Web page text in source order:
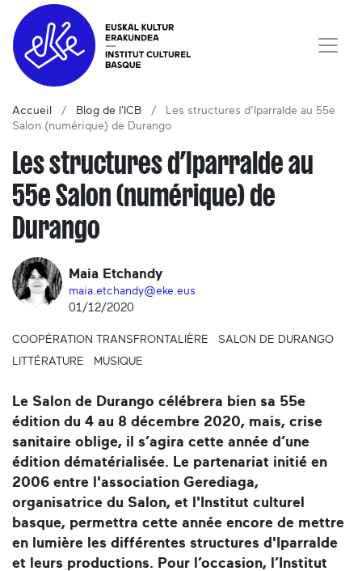
Accueil Blog de l'ICB
Les structures d’Iparralde au 55e
Salon (numérique) de Durango
Les structures d’Iparralde au
55e Salon (numérique) de
Durango
Maia Etchandy
maia.etchandy@eke.eus
01/12/2020
COOPÉRATION TRANSFRONTALIÈRE
SALON DE DURANGO
LITTÉRATURE
MUSIQUE
Le Salon de Durango célébrera bien sa 55e
édition du 4 au 8 décembre 2020, mais, crise
sanitaire oblige, il s’agira cette année d’une
édition dématérialisée. Le partenariat initié en
2006 entre l'association Gerediaga,
organisatrice du Salon, et l'Institut culturel
basque, permettra cette année encore de mettre
en lumière les différentes structures d'Iparralde
et leurs productions. Pour l’occasion, l’Institut